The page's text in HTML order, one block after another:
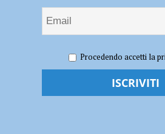
raggruppamento Alpini, Barbieri: “Forte
Raduno del Secondo
Procedendo accetti la